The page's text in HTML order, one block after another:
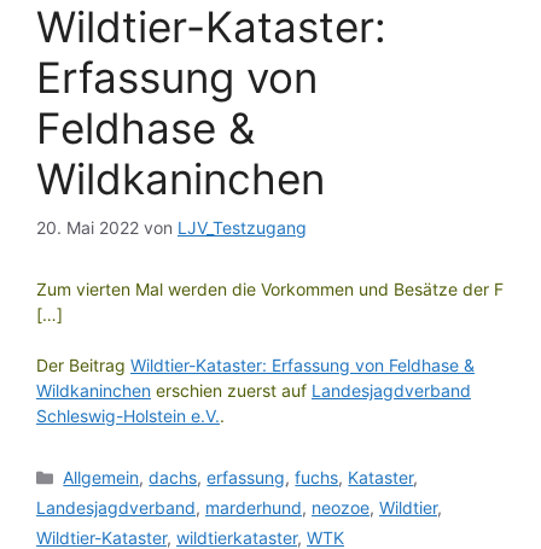
Wildtier-Kataster:
Erfassung von
Feldhase &
Wildkaninchen
20. Mai 2022 von LJV_Testzugang
Zum vierten Mal werden die Vorkommen und Besätze der F
[…]
Der Beitrag Wildtier-Kataster: Erfassung von Feldhase &
Wildkaninchen erschien zuerst auf Landesjagdverband
Schleswig-Holstein e.V..
Kategorien
Allgemein,dachs,erfassung,fuchs, Kataster,
Landesjagdverband, marderhund, neozoe, Wildtier,
Wildtier-Kataster, wildtierkataster, WTK